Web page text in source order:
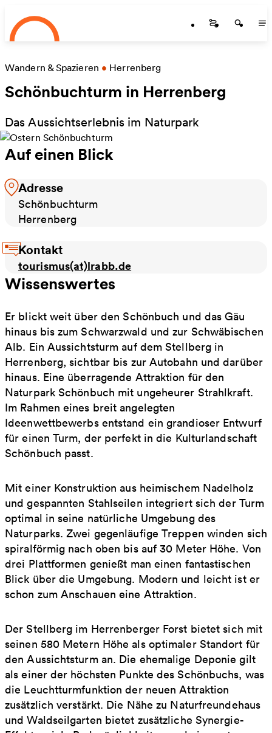
Zum Hauptinhalt springen
Startseite
Wandern & Spazieren • Herrenberg
Schönbuchturm in Herrenberg
Das Aussichtserlebnis im Naturpark
Auf einen Blick
Adresse
Schönbuchturm
Herrenberg
Kontakt
tourismus(at)lrabb.de
Wissenswertes
Er blickt weit über den Schönbuch und das Gäu
hinaus bis zum Schwarzwald und zur Schwäbischen
Alb. Ein Aussichtsturm auf dem Stellberg in
Herrenberg, sichtbar bis zur Autobahn und darüber
hinaus. Eine überragende Attraktion für den
Naturpark Schönbuch mit ungeheurer Strahlkraft.
Im Rahmen eines breit angelegten
Ideenwettbewerbs entstand ein grandioser Entwurf
für einen Turm, der perfekt in die Kulturlandschaft
Schönbuch passt.
Mit einer Konstruktion aus heimischem Nadelholz
und gespannten Stahlseilen integriert sich der Turm
optimal in seine natürliche Umgebung des
Naturparks. Zwei gegenläufige Treppen winden sich
spiralförmig nach oben bis auf 30 Meter Höhe. Von
drei Plattformen genießt man einen fantastischen
Blick über die Umgebung. Modern und leicht ist er
schon zum Anschauen eine Attraktion.
Der Stellberg im Herrenberger Forst bietet sich mit
seinen 580 Metern Höhe als optimaler Standort für
den Aussichtsturm an. Die ehemalige Deponie gilt
als einer der höchsten Punkte des Schönbuchs, was
die Leuchtturmfunktion der neuen Attraktion
zusätzlich verstärkt. Die Nähe zu Naturfreundehaus
und Waldseilgarten bietet zusätzliche Synergie-